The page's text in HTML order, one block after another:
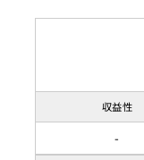
築年数
土地面積
用途地域
駐車場
賃貸借契約形態
賃料
収益性
-